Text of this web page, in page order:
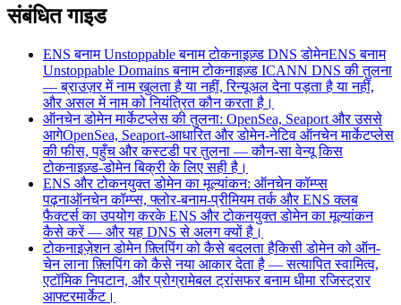
संबंधित गाइड
ENS बनाम Unstoppable बनाम टोकनाइज़्ड DNS डोमेनENS बनाम
Unstoppable Domains बनाम टोकनाइज़्ड ICANN DNS की तुलना
— ब्राउज़र में नाम खुलता है या नहीं, रिन्यूअल देना पड़ता है या नहीं,
और असल में नाम को नियंत्रित कौन करता है।
ऑनचेन डोमेन मार्केटप्लेस की तुलना: OpenSea, Seaport और उससे
आगेOpenSea, Seaport-आधारित और डोमेन-नेटिव ऑनचेन मार्केटप्लेस
की फीस, पहुँच और कस्टडी पर तुलना — कौन-सा वेन्यू किस
टोकनाइज़्ड-डोमेन बिक्री के लिए सही है।
ENS और टोकनयुक्त डोमेन का मूल्यांकन: ऑनचेन कॉम्प्स
पढ़नाऑनचेन कॉम्प्स, फ्लोर-बनाम-प्रीमियम तर्क और ENS क्लब
फैक्टर्स का उपयोग करके ENS और टोकनयुक्त डोमेन का मूल्यांकन
कैसे करें — और यह DNS से अलग क्यों है।
टोकनाइज़ेशन डोमेन फ़्लिपिंग को कैसे बदलता हैकिसी डोमेन को ऑन-
चेन लाना फ़्लिपिंग को कैसे नया आकार देता है — सत्यापित स्वामित्व,
एटॉमिक निपटान, और प्रोग्रामेबल ट्रांसफर बनाम धीमा रजिस्ट्रार
आफ्टरमार्केट।